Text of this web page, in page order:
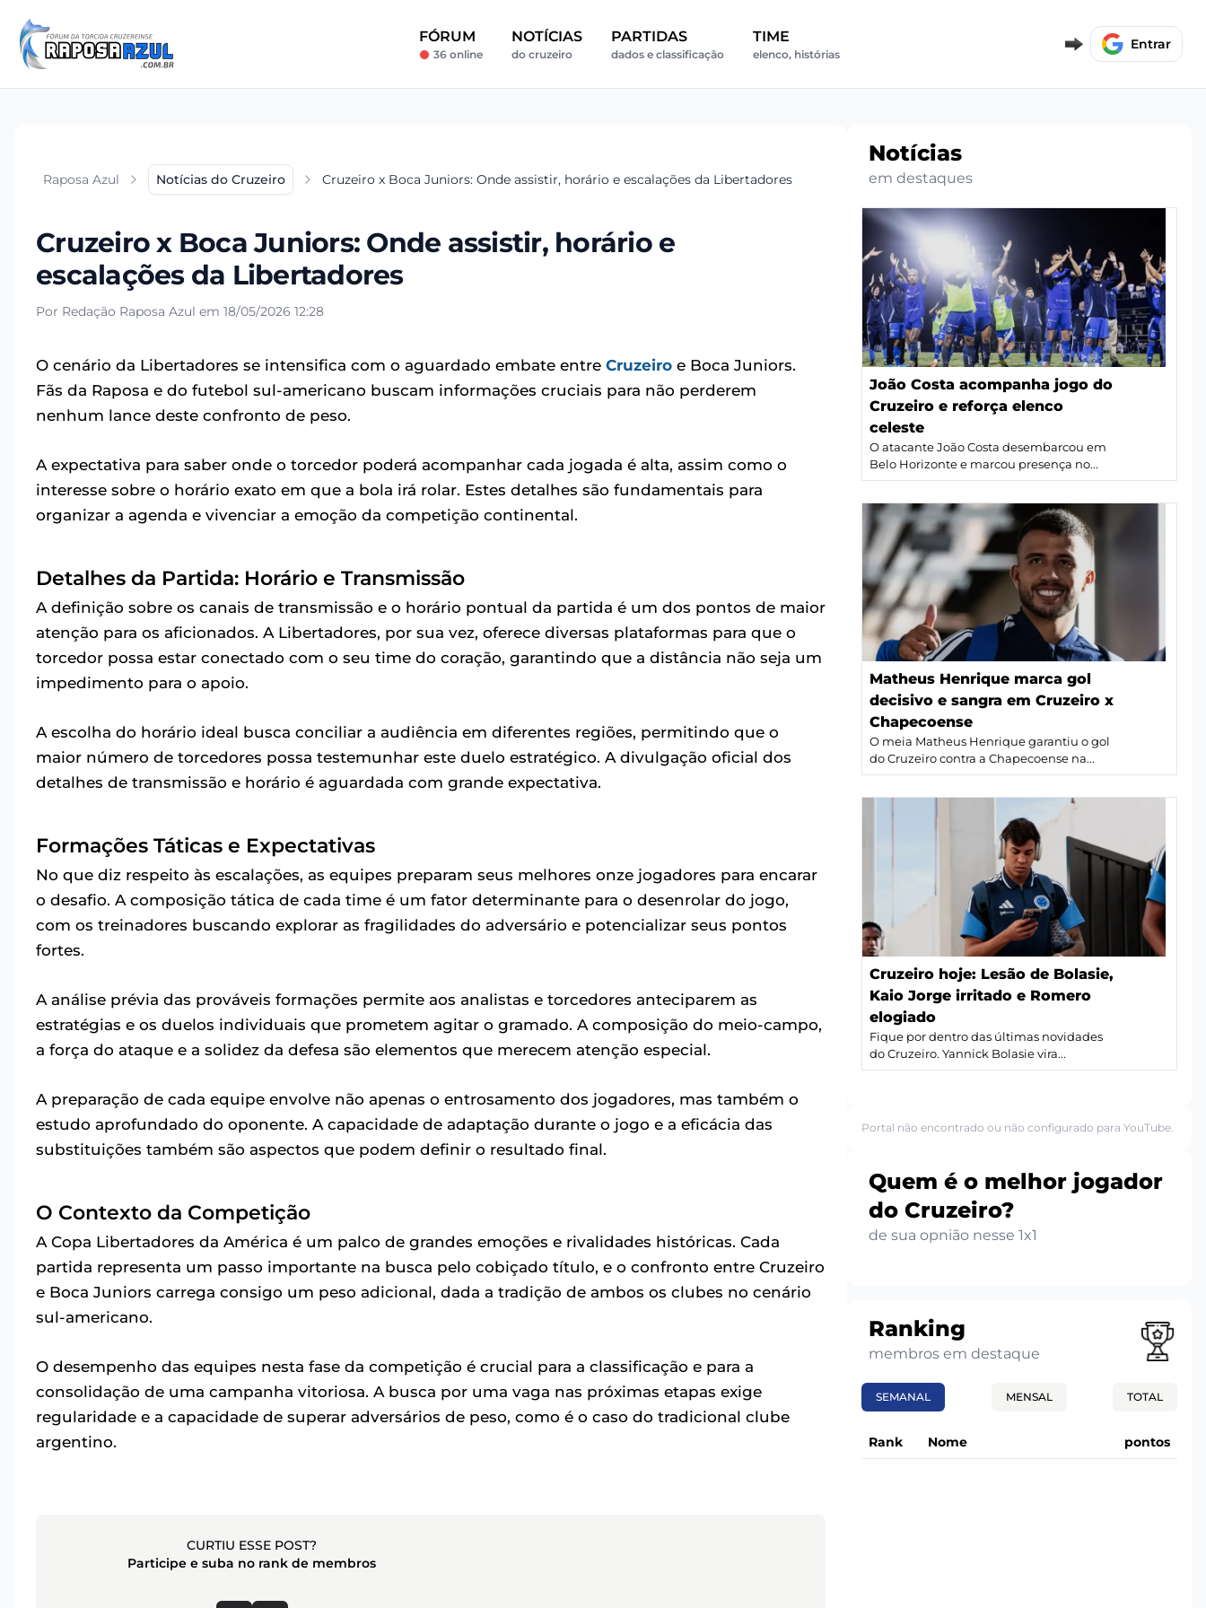
FÓRUM
36 online
NOTÍCIAS
do cruzeiro
PARTIDAS
dados e classificação
TIME
elenco, histórias
Entrar
Raposa Azul Notícias do Cruzeiro Cruzeiro x Boca Juniors: Onde assistir, horário e escalações da Libertadores
Cruzeiro x Boca Juniors: Onde assistir, horário e
escalações da Libertadores
Por Redação Raposa Azul em 18/05/2026 12:28
O cenário da Libertadores se intensifica com o aguardado embate entre Cruzeiro e Boca Juniors.
Fãs da Raposa e do futebol sul-americano buscam informações cruciais para não perderem
nenhum lance deste confronto de peso.
A expectativa para saber onde o torcedor poderá acompanhar cada jogada é alta, assim como o
interesse sobre o horário exato em que a bola irá rolar. Estes detalhes são fundamentais para
organizar a agenda e vivenciar a emoção da competição continental.
Detalhes da Partida: Horário e Transmissão
A definição sobre os canais de transmissão e o horário pontual da partida é um dos pontos de maior
atenção para os aficionados. A Libertadores, por sua vez, oferece diversas plataformas para que o
torcedor possa estar conectado com o seu time do coração, garantindo que a distância não seja um
impedimento para o apoio.
A escolha do horário ideal busca conciliar a audiência em diferentes regiões, permitindo que o
maior número de torcedores possa testemunhar este duelo estratégico. A divulgação oficial dos
detalhes de transmissão e horário é aguardada com grande expectativa.
Formações Táticas e Expectativas
No que diz respeito às escalações, as equipes preparam seus melhores onze jogadores para encarar
o desafio. A composição tática de cada time é um fator determinante para o desenrolar do jogo,
com os treinadores buscando explorar as fragilidades do adversário e potencializar seus pontos
fortes.
A análise prévia das prováveis formações permite aos analistas e torcedores anteciparem as
estratégias e os duelos individuais que prometem agitar o gramado. A composição do meio-campo,
a força do ataque e a solidez da defesa são elementos que merecem atenção especial.
A preparação de cada equipe envolve não apenas o entrosamento dos jogadores, mas também o
estudo aprofundado do oponente. A capacidade de adaptação durante o jogo e a eficácia das
substituições também são aspectos que podem definir o resultado final.
O Contexto da Competição
A Copa Libertadores da América é um palco de grandes emoções e rivalidades históricas. Cada
partida representa um passo importante na busca pelo cobiçado título, e o confronto entre Cruzeiro
e Boca Juniors carrega consigo um peso adicional, dada a tradição de ambos os clubes no cenário
sul-americano.
O desempenho das equipes nesta fase da competição é crucial para a classificação e para a
consolidação de uma campanha vitoriosa. A busca por uma vaga nas próximas etapas exige
regularidade e a capacidade de superar adversários de peso, como é o caso do tradicional clube
argentino.
CURTIU ESSE POST?
Participe e suba no rank de membros
Notícias
em destaques
João Costa acompanha jogo do
Cruzeiro e reforça elenco
celeste
O atacante João Costa desembarcou em
Belo Horizonte e marcou presença no...
Matheus Henrique marca gol
decisivo e sangra em Cruzeiro x
Chapecoense
O meia Matheus Henrique garantiu o gol
do Cruzeiro contra a Chapecoense na...
Cruzeiro hoje: Lesão de Bolasie,
Kaio Jorge irritado e Romero
elogiado
Fique por dentro das últimas novidades
do Cruzeiro. Yannick Bolasie vira...
Portal não encontrado ou não configurado para YouTube.
Quem é o melhor jogador
do Cruzeiro?
de sua opnião nesse 1x1
Ranking
membros em destaque
SEMANAL MENSAL TOTAL
Rank Nome pontos